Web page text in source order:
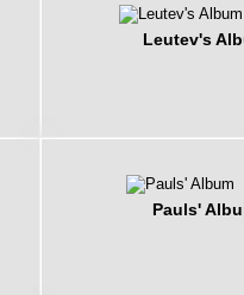
Leutev's
Pauls'